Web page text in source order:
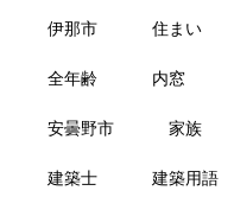
伊那市 住まい
全年齢 内窓
安曇野市 家族
建築士 建築用語